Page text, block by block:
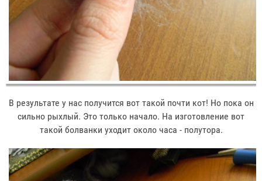
В результате у нас получится вот такой почти кот! Но пока он
сильно рыхлый. Это только начало. На изготовление вот
такой болванки уходит около часа - полутора.